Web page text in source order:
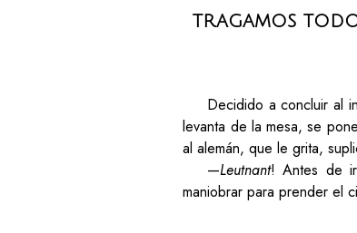
tragamos todo
Decidido a concluir al
levanta de la mesa, se
al alemán, que le grita,
—Leutnant! Antes de
maniobrar para prender el